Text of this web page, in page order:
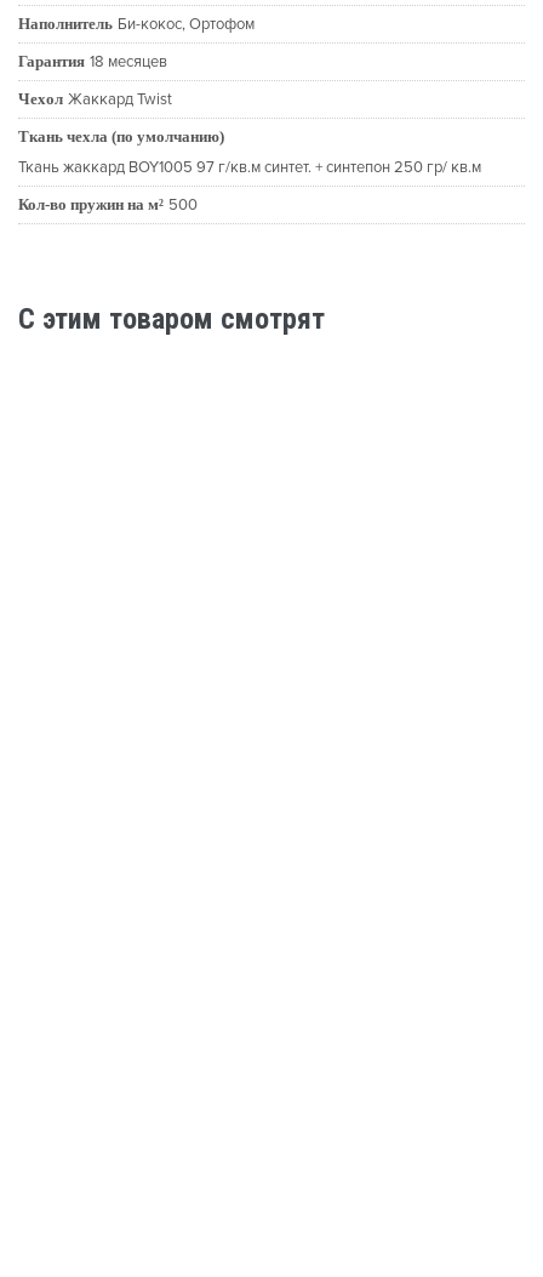
Наполнитель Би-кокос, Ортофом
Гарантия 18 месяцев
Чехол Жаккард Twist
Ткань чехла (по умолчанию)
Ткань жаккард BOY1005 97 г/кв.м синтет. + синтепон 250 гр/ кв.м
Кол-во пружин на м² 500
C этим товаром смотрят